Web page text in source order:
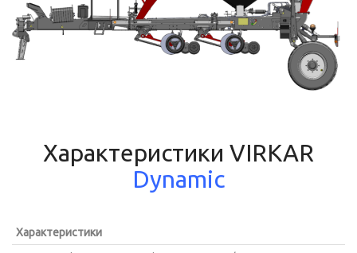
Характеристики VIRKAR
Dynamic
Характеристики